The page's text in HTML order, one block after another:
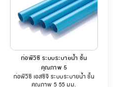
ท่อพีวีซี ระบบระบายน้ำ ชั้น
คุณภาพ 5
ท่อพีวีซี เอสซีจี ระบบระบายน้ำ ชั้น
คุณภาพ 5 55 มม.